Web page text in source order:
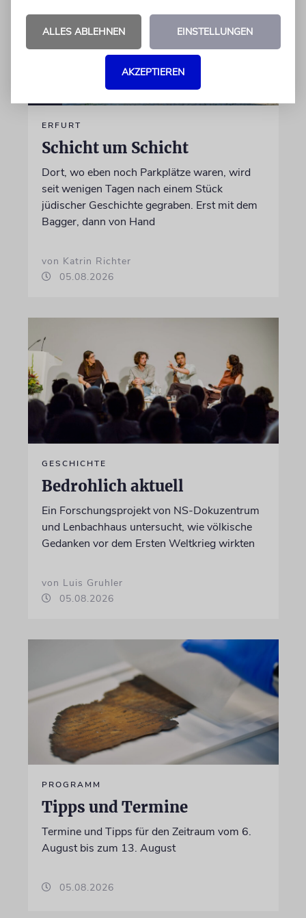
ERFURT
Schicht um Schicht
Dort, wo eben noch Parkplätze waren, wird
seit wenigen Tagen nach einem Stück
jüdischer Geschichte gegraben. Erst mit dem
Bagger, dann von Hand
von Katrin Richter
05.08.2026
GESCHICHTE
Bedrohlich aktuell
Ein Forschungsprojekt von NS-Dokuzentrum
und Lenbachhaus untersucht, wie völkische
Gedanken vor dem Ersten Weltkrieg wirkten
von Luis Gruhler
05.08.2026
PROGRAMM
Tipps und Termine
Termine und Tipps für den Zeitraum vom 6.
August bis zum 13. August
05.08.2026
ALLES ABLEHNEN EINSTELLUNGEN
AKZEPTIEREN